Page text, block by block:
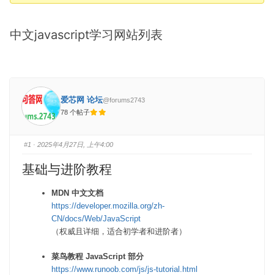
-
在
中文javascript学习网站列表
爱芯网 论坛@forums2743
78 个帖子
#1 · 2025年4月27日, 上午4:00
基础与进阶教程
MDN 中文文档
https://developer.mozilla.org/zh-
CN/docs/Web/JavaScript
（权威且详细，适合初学者和进阶者）
菜鸟教程 JavaScript 部分
https://www.runoob.com/js/js-tutorial.html